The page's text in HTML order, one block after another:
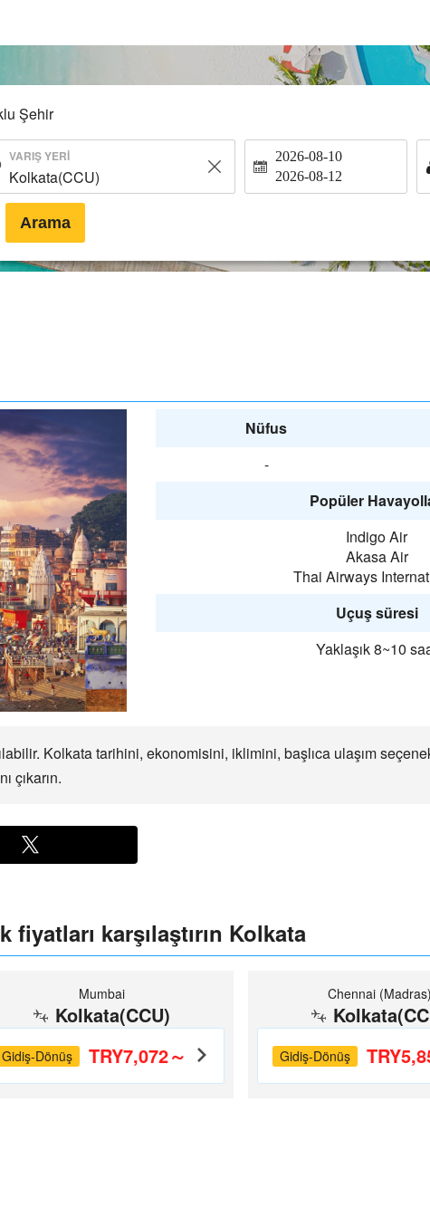
Şehir
VARIŞ YERI 2026-08-10
2026-08-12
Arama
Nüfus
-
Popüler
Indigo Air
Akasa Air
Thai Airways
Uçuş süresi
Yaklaşık 8~10
Kolkata tarihini, ekonomisini, iklimini, başlıca ulaşım
çıkarın.
karşılaştırın Kolkata
Mumbai
Kolkata(CCU)
Gidiş-Dönüş TRY7,072～
Chennai (Madras)
Gidiş-Dönüş